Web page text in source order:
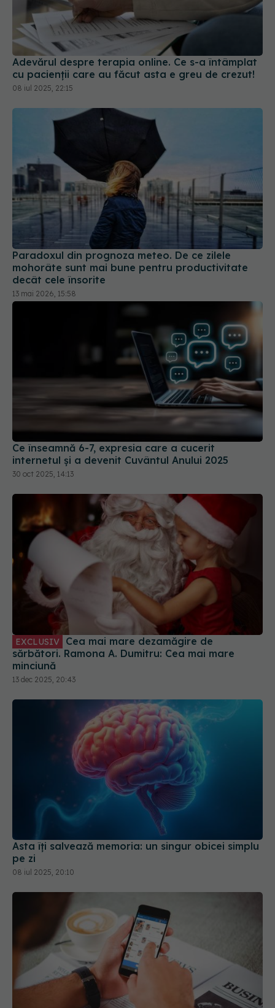
Adevărul despre terapia online. Ce s-a întâmplat
cu pacienții care au făcut asta e greu de crezut!
08 iul 2025, 22:15
Paradoxul din prognoza meteo. De ce zilele
mohorâte sunt mai bune pentru productivitate
decât cele însorite
13 mai 2026, 15:58
Ce înseamnă 6-7, expresia care a cucerit
internetul și a devenit Cuvântul Anului 2025
EXCLUSIV
sărbători. Ramona A. Dumitru: Cea mai mare
minciună
13 dec 2025, 20:43
Asta îți salvează memoria: un singur obicei simplu
08 iul 2025, 20:10
Ce spune psihologia despre oamenii care trec
rapid peste postările de pe rețelele sociale